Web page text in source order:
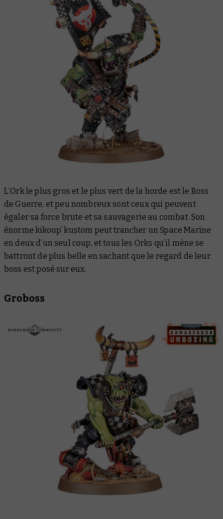
L’Ork le plus gros et le plus vert de la horde est le Boss
de Guerre, et peu nombreux sont ceux qui peuvent
égaler sa force brute et sa sauvagerie au combat. Son
énorme kikoup’ kustom peut trancher un Space Marine
en deux d’un seul coup, et tous les Orks qu’il mène se
battront de plus belle en sachant que le regard de leur
boss est posé sur eux.
Groboss